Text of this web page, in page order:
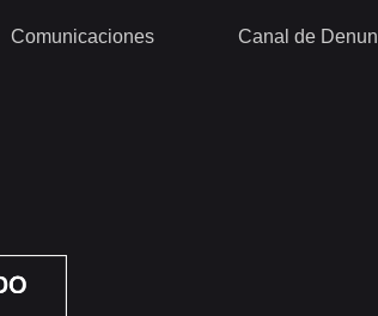
Comunicaciones Canal de